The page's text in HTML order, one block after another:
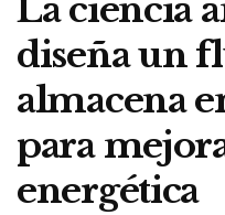
La ciencia
diseña un
almacena
para
energética